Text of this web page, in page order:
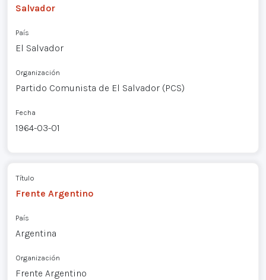
Salvador
País
El Salvador
Organización
Partido Comunista de El Salvador (PCS)
Fecha
1964-03-01
Título
Frente Argentino
País
Argentina
Organización
Frente Argentino